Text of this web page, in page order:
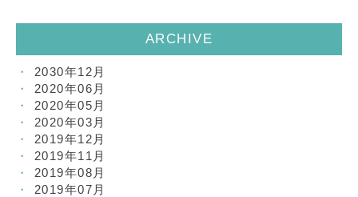
ARCHIVE
2030年12月
2020年06月
2020年05月
2020年03月
2019年12月
2019年11月
2019年08月
2019年07月